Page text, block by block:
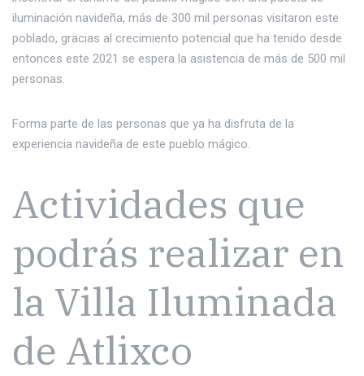
iluminación navideña, más de 300 mil personas visitaron este
poblado, gracias al crecimiento potencial que ha tenido desde
entonces este 2021 se espera la asistencia de más de 500 mil
personas.
Forma parte de las personas que ya ha disfruta de la
experiencia navideña de este pueblo mágico.
Actividades que
podrás realizar en
la Villa Iluminada
de Atlixco